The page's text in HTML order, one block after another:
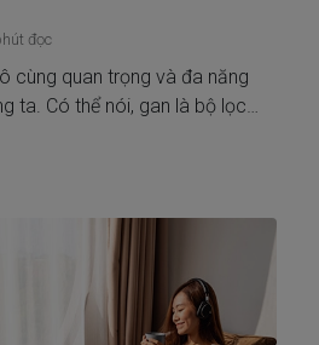
đọc
cùng quan trọng và đa năng
ta. Có thể nói, gan là bộ lọc